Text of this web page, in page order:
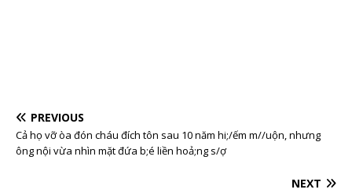
PREVIOUS
Cả họ vỡ òa đón cháu đích tôn sau 10 năm hi;/ếm m//uộn, nhưng
ông nội vừa nhìn mặt đứa b;é liền hoả;ng s/ợ
NEXT